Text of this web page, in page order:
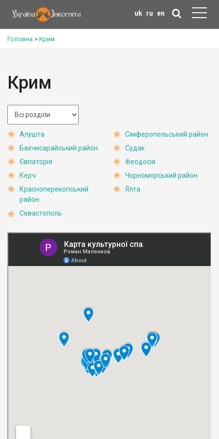
uk ru en
Головна > Крим
Крим
Алушта
Бахчисарайський район
Євпаторія
Керч
Красноперекопський
район
Севастополь
Сімферопольський район
Судак
Феодосія
Чорноморський район
Ялта